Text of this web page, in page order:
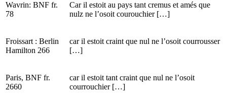
Wavrin: BNF fr.
78
Car il estoit au pays tant cremus et amés que
nulz ne l’osoit courouchier […]
Froissart : Berlin
Hamilton 266
car il estoit craint que nul ne l’osoit courrousser
[…]
Paris, BNF fr.
2660
car il estoit tant craint que nul ne l’osoit
courrouchier […]